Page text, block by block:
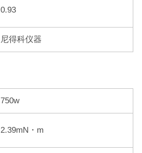
0.93
尼得科仪器
750w
2.39mN・m